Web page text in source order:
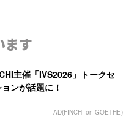
ます
主催「IVS2026」トークセ
ンが話題に！
AD(FINCHI on GOETHE)